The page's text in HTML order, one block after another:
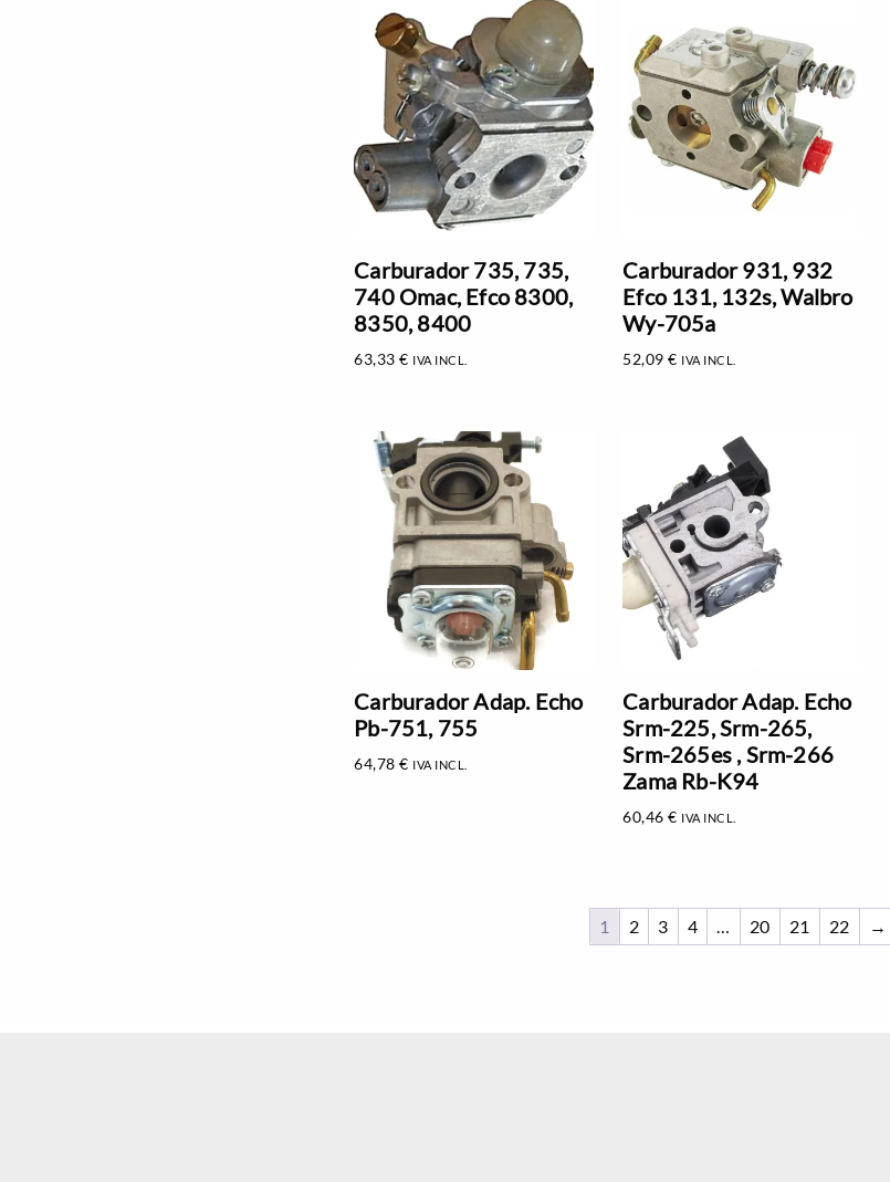
Carburador 735, 735,
740 Omac, Efco 8300,
8350, 8400
63,33€ IVA INCL.
Carburador 931, 932
Efco 131, 132s, Walbro
Wy-705a
52,09€ IVA INCL.
Carburador Adap. Echo
Pb-751, 755
64,78€ IVA INCL.
Carburador Adap. Echo
Srm-225, Srm-265,
Srm-265es , Srm-266
Zama Rb-K94
60,46€ IVA INCL.
1 2 3 4 … 20 21 22 →